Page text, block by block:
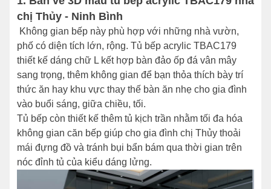
chị Thủy - Ninh Bình
Không gian bếp này phù hợp với những nhà vườn,
phố có diện tích lớn, rộng. Tủ bếp acrylic TBAC179
thiết kế dáng chữ L kết hợp bàn đảo ốp đá vân mây
sang trọng, thêm không gian để bạn thỏa thích bày trí
thức ăn hay khu vực thay thế bàn ăn nhẹ cho gia đình
vào buổi sáng, giữa chiều, tối.
Tủ bếp còn thiết kế thêm tủ kịch trần nhằm tối đa hóa
không gian căn bếp giúp cho gia đình chị Thủy thoải
mái đựng đồ và tránh bụi bẩn bám qua thời gian trên
nóc đỉnh tủ của kiểu dáng lửng.